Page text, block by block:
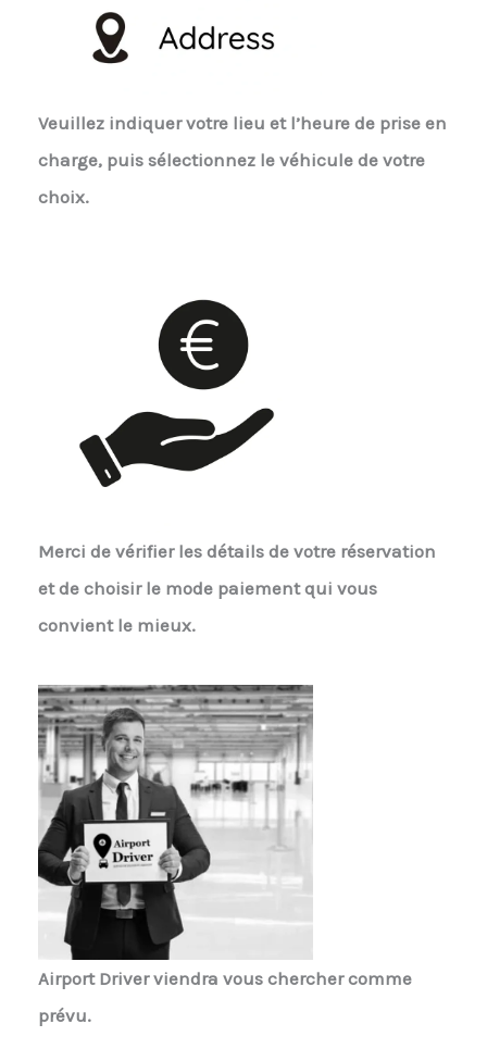
Veuillez indiquer votre lieu et l’heure de prise en
charge, puis sélectionnez le véhicule de votre
choix.
Merci de vérifier les détails de votre réservation
et de choisir le mode paiement qui vous
convient le mieux.
Airport Driverviendra vous chercher comme
prévu.